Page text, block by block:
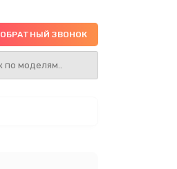
ОБРАТНЫЙ ЗВОНОК